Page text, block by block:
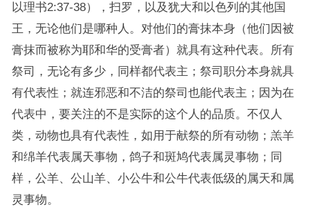
以理书2:37-38），扫罗，以及犹大和以色列的其他国
王，无论他们是哪种人。对他们的膏抹本身（他们因被
膏抹而被称为耶和华的受膏者）就具有这种代表。所有
祭司，无论有多少，同样都代表主；祭司职分本身就具
有代表性；就连邪恶和不洁的祭司也能代表主；因为在
代表中，要关注的不是实际的这个人的品质。不仅人
类，动物也具有代表性，如用于献祭的所有动物；羔羊
和绵羊代表属天事物，鸽子和斑鸠代表属灵事物；同
样，公羊、公山羊、小公牛和公牛代表低级的属天和属
灵事物。